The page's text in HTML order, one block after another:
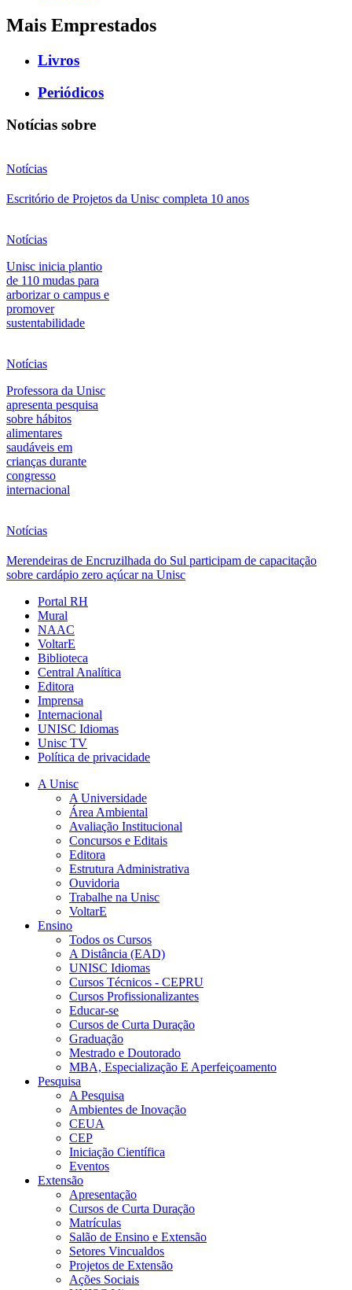
Mais Emprestados
Livros
Periódicos
Notícias sobre
Notícias
Escritório de Projetos da Unisc completa 10 anos
Notícias
Unisc inicia plantio
de 110 mudas para
arborizar o campus e
promover
sustentabilidade
Notícias
Professora da Unisc
apresenta pesquisa
sobre hábitos
alimentares
saudáveis em
crianças durante
congresso
internacional
Notícias
Merendeiras de Encruzilhada do Sul participam de capacitação
sobre cardápio zero açúcar na Unisc
Portal RH
Mural
NAAC
VoltarE
Biblioteca
Central Analítica
Editora
Imprensa
Internacional
UNISC Idiomas
Unisc TV
Política de privacidade
A Unisc
A Universidade
Área Ambiental
Avaliação Institucional
Concursos e Editais
Editora
Estrutura Administrativa
Ouvidoria
Trabalhe na Unisc
VoltarE
Ensino
Todos os Cursos
A Distância (EAD)
UNISC Idiomas
Cursos Técnicos - CEPRU
Cursos Profissionalizantes
Educar-se
Cursos de Curta Duração
Graduação
Mestrado e Doutorado
MBA, Especialização E Aperfeiçoamento
Pesquisa
A Pesquisa
Ambientes de Inovação
CEUA
CEP
Iniciação Científica
Eventos
Extensão
Apresentação
Cursos de Curta Duração
Matrículas
Salão de Ensino e Extensão
Setores Vincualdos
Projetos de Extensão
Ações Sociais